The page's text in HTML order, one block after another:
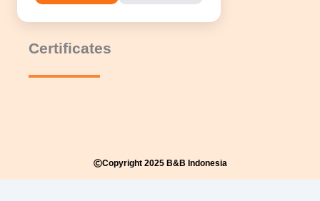
Certificates
Copyright 2025 B&B Indonesia